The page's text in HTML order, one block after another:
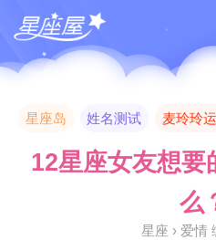
星座岛 姓名测试 麦玲玲
12星座女友想要
么
星座 › 爱情